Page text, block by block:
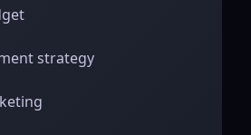
strategy